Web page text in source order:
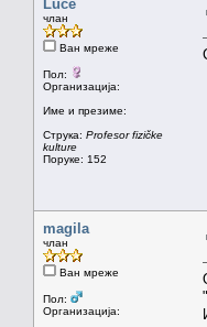
Luče
члан
Ван мреже
Пол:
Организација:
Име и презиме:
Струка: Profesor fizičke
kulture
Поруке: 152
magila
члан
Ван мреже
Пол:
Организација: